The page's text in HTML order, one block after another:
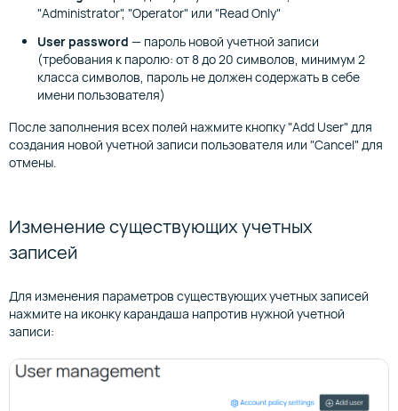
"Administrator", "Operator" или "Read Only"
User password — пароль новой учетной записи
(требования к паролю: от 8 до 20 символов, минимум 2
класса символов, пароль не должен содержать в себе
имени пользователя)
После заполнения всех полей нажмите кнопку "Add User" для
создания новой учетной записи пользователя или "Cancel" для
отмены.
Изменение существующих учетных
записей
Для изменения параметров существующих учетных записей
нажмите на иконку карандаша напротив нужной учетной
записи: